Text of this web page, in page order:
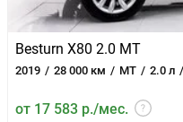
Besturn X80 2.0 MT
2019 28 000 км MT 2.0 л
от 17 583 р./мес.